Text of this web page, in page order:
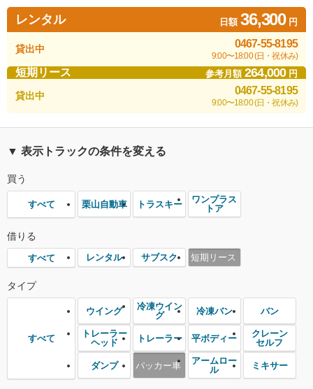
レンタル 日額36,300円
貸出中 0467-55-8195
9:00〜18:00 (日・祝休み)
短期リース 参考月額264,000円
貸出中 0467-55-8195
9:00〜18:00 (日・祝休み)
▼ 表示トラックの条件を変える
買う
すべて 栗山自動車 トラスキー
ワンプラス
トア
借りる
すべて レンタル サブスク 短期リース
タイプ
すべて
ウイング
冷凍ウイン
グ
冷凍バン バン
トレーラー
ヘッド
トレーラー 平ボディー
クレーン
セルフ
ダンプ パッカー車
アームロー
ル
ミキサー